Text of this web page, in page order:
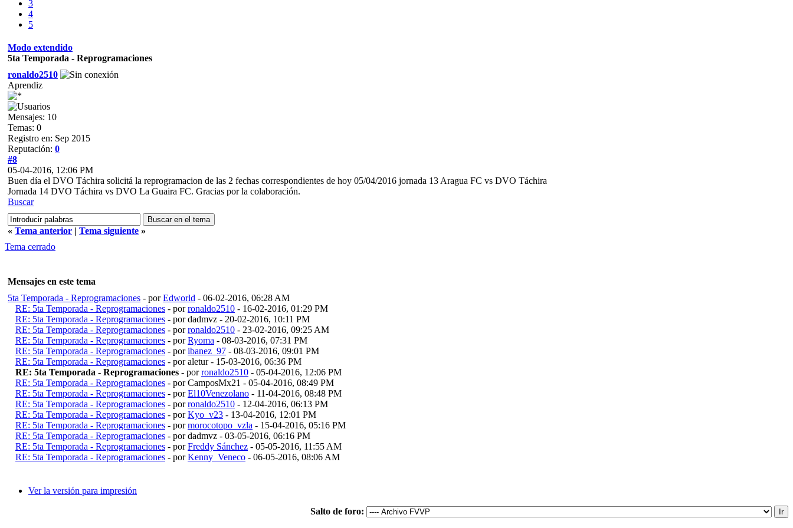
3
4
5
Modo extendido
5ta Temporada - Reprogramaciones
ronaldo2510
Aprendiz
Mensajes: 10
Temas: 0
Registro en: Sep 2015
Reputación: 0
#8
05-04-2016, 12:06 PM
Buen día el DVO Táchira solicitá la reprogramacion de las 2 fechas correspondientes de hoy 05/04/2016 jornada 13 Aragua FC vs DVO Táchira
Jornada 14 DVO Táchira vs DVO La Guaira FC. Gracias por la colaboración.
Buscar
« Tema anterior | Tema siguiente »
Tema cerrado
Mensajes en este tema
5ta Temporada - Reprogramaciones - porEdworld - 06-02-2016, 06:28 AM
RE: 5ta Temporada - Reprogramaciones - porronaldo2510 - 16-02-2016, 01:29 PM
RE: 5ta Temporada - Reprogramaciones - por dadmvz - 20-02-2016, 10:11 PM
RE: 5ta Temporada - Reprogramaciones - porronaldo2510 - 23-02-2016, 09:25 AM
RE: 5ta Temporada - Reprogramaciones - porRyoma - 08-03-2016, 07:31 PM
RE: 5ta Temporada - Reprogramaciones - poribanez_97 - 08-03-2016, 09:01 PM
RE: 5ta Temporada - Reprogramaciones - por aletur - 15-03-2016, 06:36 PM
RE: 5ta Temporada - Reprogramaciones - porronaldo2510 - 05-04-2016, 12:06 PM
RE: 5ta Temporada - Reprogramaciones - por CamposMx21 - 05-04-2016, 08:49 PM
RE: 5ta Temporada - Reprogramaciones - porEl10Venezolano - 11-04-2016, 08:48 PM
RE: 5ta Temporada - Reprogramaciones - porronaldo2510 - 12-04-2016, 06:13 PM
RE: 5ta Temporada - Reprogramaciones - porKyo_v23 - 13-04-2016, 12:01 PM
RE: 5ta Temporada - Reprogramaciones - pormorocotopo_vzla - 15-04-2016, 05:16 PM
RE: 5ta Temporada - Reprogramaciones - por dadmvz - 03-05-2016, 06:16 PM
RE: 5ta Temporada - Reprogramaciones - porFreddy Sánchez - 05-05-2016, 11:55 AM
RE: 5ta Temporada - Reprogramaciones - porKenny_Veneco - 06-05-2016, 08:06 AM
Ver la versión para impresión
Salto de foro: